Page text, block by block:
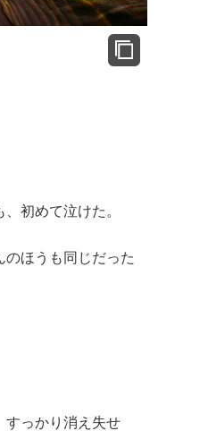
初めて泣けた。
ほうも同じだった
すっかり消え失せ